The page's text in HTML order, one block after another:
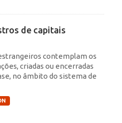
de capitais
contemplam os
criadas ou encerradas
no âmbito do sistema de